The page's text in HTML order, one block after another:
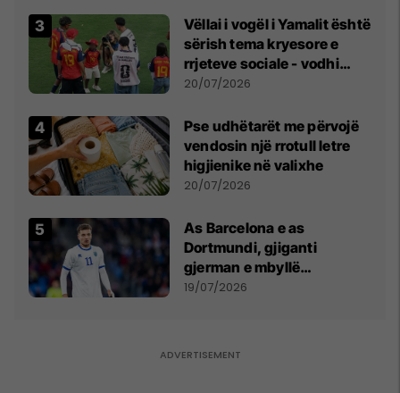
Vëllai i vogël i Yamalit është
sërish tema kryesore e
rrjeteve sociale - vodhi
vëmendjen pas finales së
20/07/2026
Pse udhëtarët me përvojë
vendosin një rrotull letre
higjienike në valixhe
20/07/2026
As Barcelona e as
Dortmundi, gjiganti
gjerman e mbyllë
marrëveshjen për Fisnik
19/07/2026